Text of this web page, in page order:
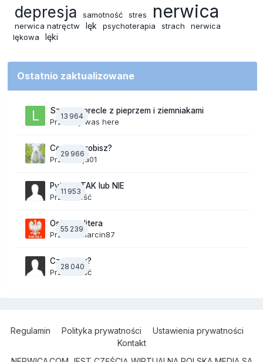
depresja samotność stres nerwica
nerwica natręctw lęk psychoterapia strach
nerwica
lękowa
lęki
Ostatnio zaktualizowane
13 964
Szalone precle z pieprzem i ziemniakami
Przez lily was here
29 966
Co teraz robisz?
PrzezAnja01
11 953
Pytania TAK lub NIE
Przez Gość
55 239
Ostatnia litera
Przez19Marcin87
28 040
Czy masz?
Przez Gość
Regulamin Polityka prywatności
Ustawienia prywatności
Kontakt